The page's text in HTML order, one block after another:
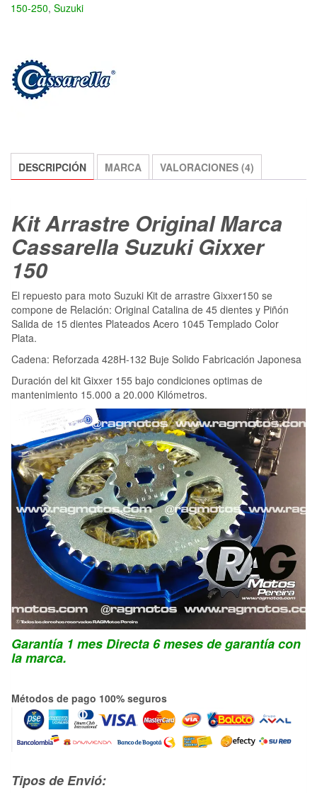
150-250, Suzuki
DESCRIPCIÓN MARCA VALORACIONES (4)
Kit Arrastre Original Marca
Cassarella Suzuki Gixxer
150
El repuesto para moto Suzuki Kit de arrastre Gixxer150 se
compone de Relación: Original Catalina de 45 dientes y Piñón
Salida de 15 dientes Plateados Acero 1045 Templado Color
Plata.
Cadena: Reforzada 428H-132 Buje Solido Fabricación Japonesa
Duración del kit Gixxer 155 bajo condiciones optimas de
mantenimiento 15.000 a 20.000 Kilómetros.
Garantía 1 mes Directa 6 meses de garantía con
la marca.
Métodos de pago 100% seguros
Tipos de Envió: